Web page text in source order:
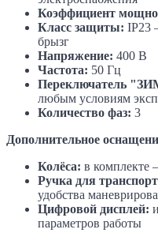
Коэффициент
Класс защиты: IP23
брызг
Напряжение: 400 В
Частота: 50 Гц
Переключатель
любым условиям
Количество фаз: 3
Дополнительное
Колёса: в комплекте
Ручка для
удобства
Цифровой дисплей:
параметров работы